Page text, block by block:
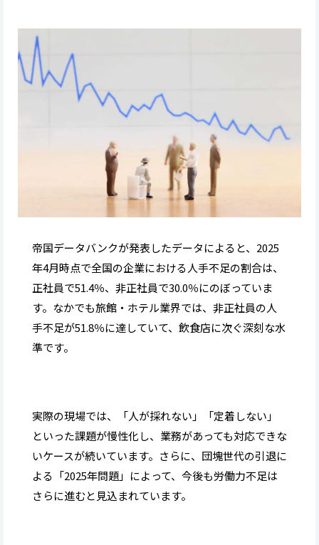
帝国データバンクが発表したデータによると、2025
年4月時点で全国の企業における人手不足の割合は、
正社員で51.4％、非正社員で30.0％にのぼっていま
す。なかでも旅館・ホテル業界では、非正社員の人
手不足が51.8％に達していて、飲食店に次ぐ深刻な水
準です。
実際の現場では、「人が採れない」「定着しない」
といった課題が慢性化し、業務があっても対応できな
いケースが続いています。さらに、団塊世代の引退に
よる「2025年問題」によって、今後も労働力不足は
さらに進むと見込まれています。